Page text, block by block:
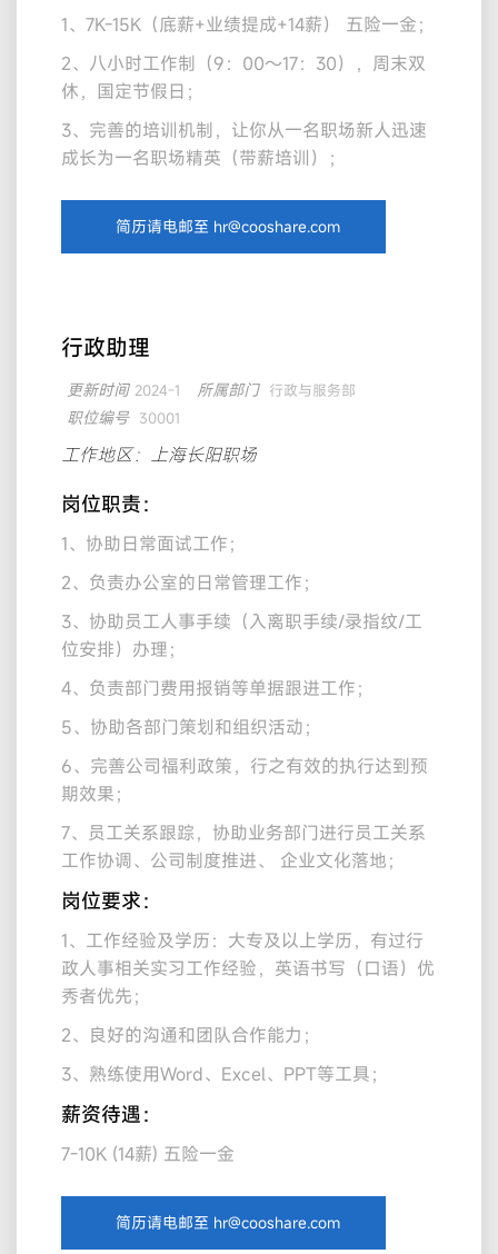
1、7K-15K（底薪+业绩提成+14薪） 五险一金；
2、八小时工作制（9：00～17：30），周末双
休，国定节假日；
3、完善的培训机制，让你从一名职场新人迅速
成长为一名职场精英（带薪培训）；
简历请电邮至 hr@cooshare.com
行政助理
更新时间 2024-1 所属部门 行政与服务部
职位编号 30001
工作地区：上海长阳职场
岗位职责：
1、协助日常面试工作；
2、负责办公室的日常管理工作；
3、协助员工人事手续（入离职手续/录指纹/工
位安排）办理；
4、负责部门费用报销等单据跟进工作；
5、协助各部门策划和组织活动；
6、完善公司福利政策，行之有效的执行达到预
期效果；
7、员工关系跟踪，协助业务部门进行员工关系
工作协调、公司制度推进、 企业文化落地；
岗位要求：
1、工作经验及学历：大专及以上学历，有过行
政人事相关实习工作经验，英语书写（口语）优
秀者优先；
2、良好的沟通和团队合作能力；
3、熟练使用Word、Excel、PPT等工具；
薪资待遇：
7-10K (14薪) 五险一金
简历请电邮至 hr@cooshare.com